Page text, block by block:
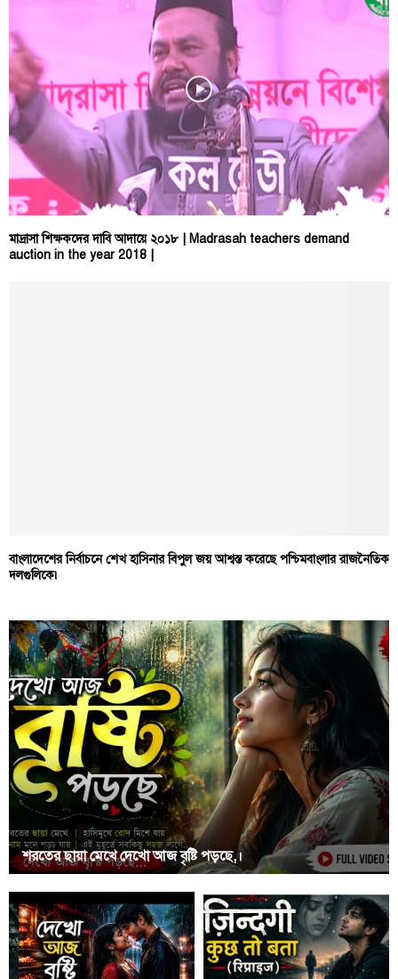
মাদ্রাসা শিক্ষকদের দাবি আদায়ে ২০১৮ | Madrasah teachers demand
auction in the year 2018 |
বাংলাদেশের নির্বাচনে শেখ হাসিনার বিপুল জয় আশ্বস্ত করেছে পশ্চিমবাংলার রাজনৈতিক
দলগুলিকে৷
শরতের ছায়া মেখে দেখো আজ বৃষ্টি পড়ছে,।